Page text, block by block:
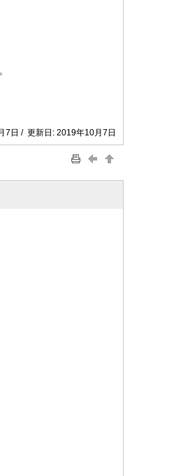
7日 / 更新日: 2019年10月7日